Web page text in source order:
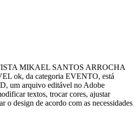
MIKAEL SANTOS ARROCHA
ok, da categoria EVENTO, está
um arquivo editável no Adobe
textos, trocar cores, ajustar
o design de acordo com as necessidades